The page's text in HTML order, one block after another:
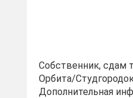
Собственник, сдам
Орбита/
Дополнительная